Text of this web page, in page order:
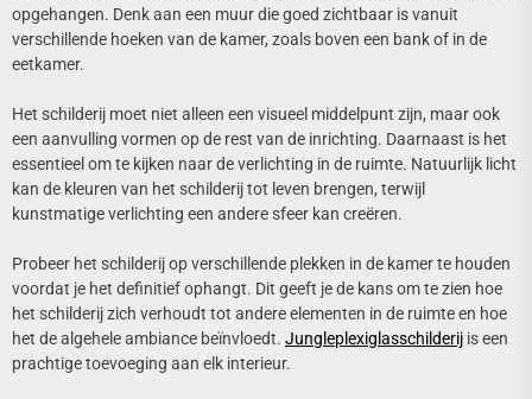
opgehangen. Denk aan een muur die goed zichtbaar is vanuit
verschillende hoeken van de kamer, zoals boven een bank of in de
eetkamer.
Het schilderij moet niet alleen een visueel middelpunt zijn, maar ook
een aanvulling vormen op de rest van de inrichting. Daarnaast is het
essentieel om te kijken naar de verlichting in de ruimte. Natuurlijk licht
kan de kleuren van het schilderij tot leven brengen, terwijl
kunstmatige verlichting een andere sfeer kan creëren.
Probeer het schilderij op verschillende plekken in de kamer te houden
voordat je het definitief ophangt. Dit geeft je de kans om te zien hoe
het schilderij zich verhoudt tot andere elementen in de ruimte en hoe
het de algehele ambiance beïnvloedt. Jungleplexiglasschilderij is een
prachtige toevoeging aan elk interieur.